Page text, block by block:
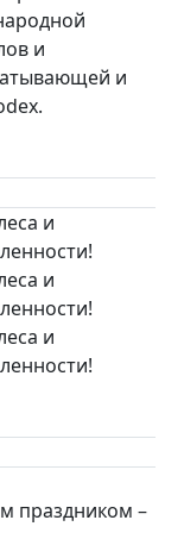
и
и
и
и
и
праздником –